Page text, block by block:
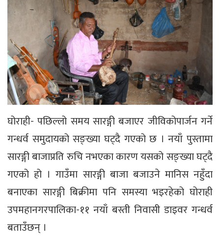
घोराही- पछिल्लो समय सारङ्गी बजाएर जीविकोपार्जन गर्ने
गन्धर्व समुदायको सङ्ख्या घट्दै गएको छ । नयाँ पुस्तामा
सारङ्गी बाजाप्रति रुचि नभएका कारण यसको सङ्ख्या घट्दै
गएको हो । गाउँमा सारङ्गी बाजा बजाउने मानिस नहुँदा
बनाएका सारङ्गी बिक्रीमा पनि समस्या भइरहेको घोराही
उपमहानगरपालिका-११ नयाँ बस्ती निवासी डाइवर गन्धर्व
बताउँछन् ।